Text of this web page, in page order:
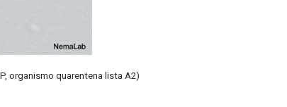
organismo quarentena lista A2)